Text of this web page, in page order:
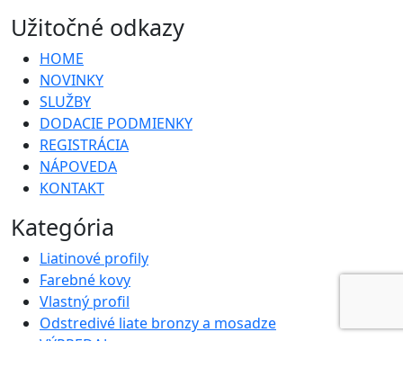
Užitočné odkazy
HOME
NOVINKY
SLUŽBY
DODACIE PODMIENKY
REGISTRÁCIA
NÁPOVEDA
KONTAKT
Kategória
Liatinové profily
Farebné kovy
Vlastný profil
Odstredivé liate bronzy a mosadze
VÝPREDAJ